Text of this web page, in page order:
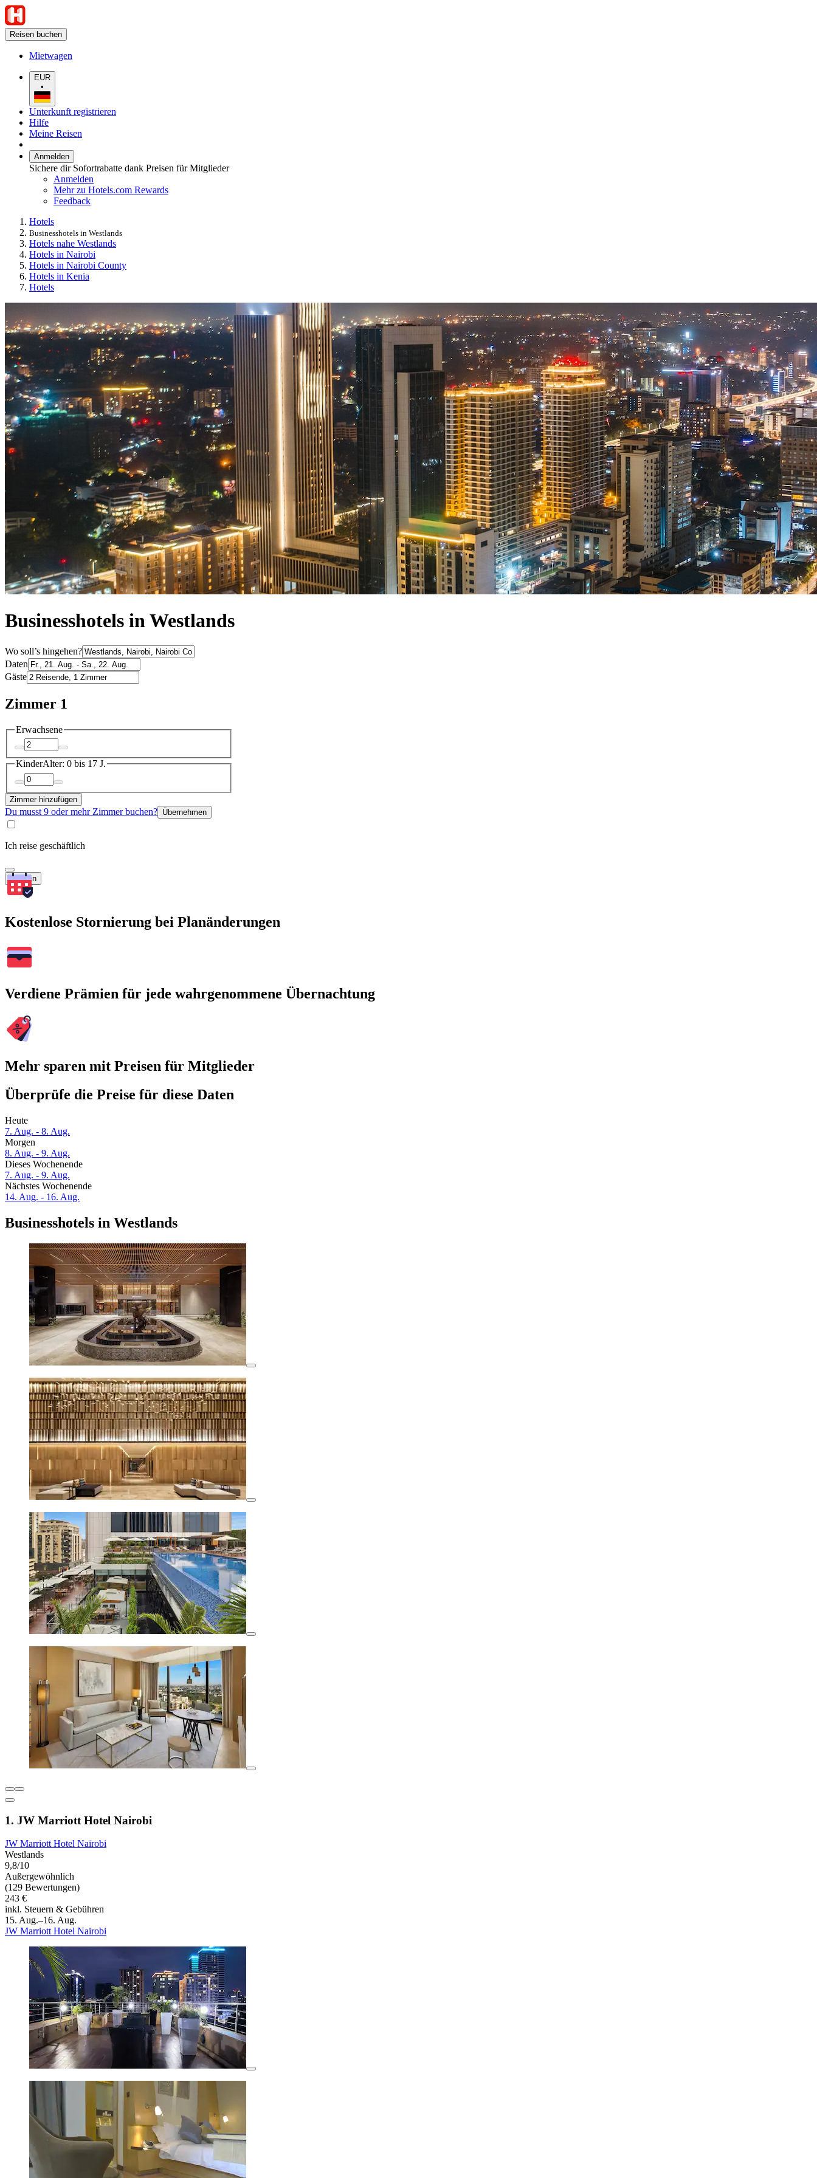
Reisen buchen
Mietwagen
EUR
•
Unterkunft registrieren
Hilfe
Meine Reisen
Anmelden
Sichere dir Sofortrabatte dank Preisen für Mitglieder
Anmelden
Mehr zu Hotels.com Rewards
Feedback
Hotels
Businesshotels in Westlands
Hotels nahe Westlands
Hotels in Nairobi
Hotels in Nairobi County
Hotels in Kenia
Hotels
Businesshotels in Westlands
Wo soll’s hingehen?
Daten
Gäste
Zimmer 1
Erwachsene
KinderAlter: 0 bis 17 J.
Zimmer hinzufügen
Du musst 9 oder mehr Zimmer buchen? Übernehmen
Ich reise geschäftlich
Suchen
Kostenlose Stornierung bei Planänderungen
Verdiene Prämien für jede wahrgenommene Übernachtung
Mehr sparen mit Preisen für Mitglieder
Überprüfe die Preise für diese Daten
Heute
7. Aug. - 8. Aug.
Morgen
8. Aug. - 9. Aug.
Dieses Wochenende
7. Aug. - 9. Aug.
Nächstes Wochenende
14. Aug. - 16. Aug.
Businesshotels in Westlands
1. JW Marriott Hotel Nairobi
JW Marriott Hotel Nairobi
Westlands
9,8/10
Außergewöhnlich
(129 Bewertungen)
243 €
inkl. Steuern & Gebühren
15. Aug.–16. Aug.
JW Marriott Hotel Nairobi